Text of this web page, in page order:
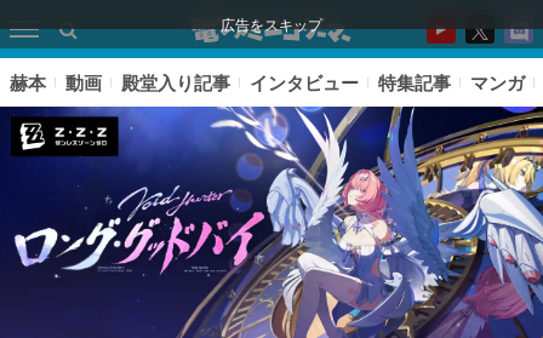
広告をスキップ
赫本 動画 殿堂入り記事 インタビュー 特集記事 マンガ